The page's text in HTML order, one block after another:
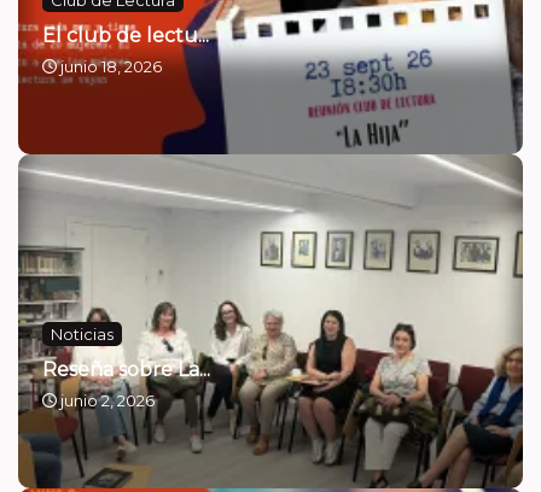
El club de lectu...
junio 18, 2026
Noticias
Reseña sobre La...
junio 2, 2026